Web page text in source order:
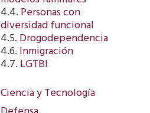
4.4.Personas con
diversidad funcional
4.5.Drogodependencia
4.6.Inmigración
4.7.LGTBI
Ciencia y Tecnología